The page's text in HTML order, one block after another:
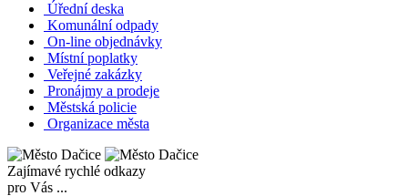
Úřední deska
Komunální odpady
On-line objednávky
Místní poplatky
Veřejné zakázky
Pronájmy a prodeje
Městská policie
Organizace města
Zajímavé rychlé odkazy
pro Vás ...